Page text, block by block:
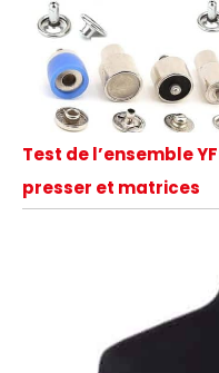
Test de l’ensemble
presser et matrices